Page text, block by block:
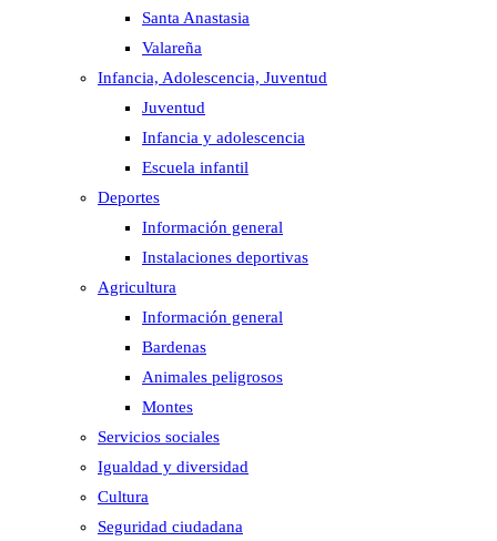
Santa Anastasia
Valareña
Infancia, Adolescencia, Juventud
Juventud
Infancia y adolescencia
Escuela infantil
Deportes
Información general
Instalaciones deportivas
Agricultura
Información general
Bardenas
Animales peligrosos
Montes
Servicios sociales
Igualdad y diversidad
Cultura
Seguridad ciudadana